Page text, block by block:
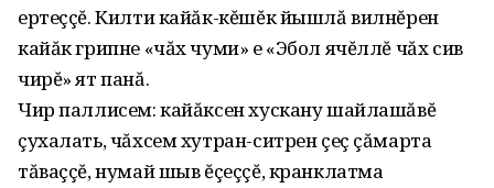
ертеççĕ. Килти кайăк-кĕшĕк йышлă вилнĕрен
кайăк грипне «чăх чуми» е «Эбол ячĕллĕ чăх сив
чирĕ» ят панă.
Чир паллисем: кайăксен хускану шайлашăвĕ
çухалать‚ чăхсем хутран-ситрен çеç çăмарта
тăваççĕ‚ нумай шыв ĕçеççĕ‚ кранклатма